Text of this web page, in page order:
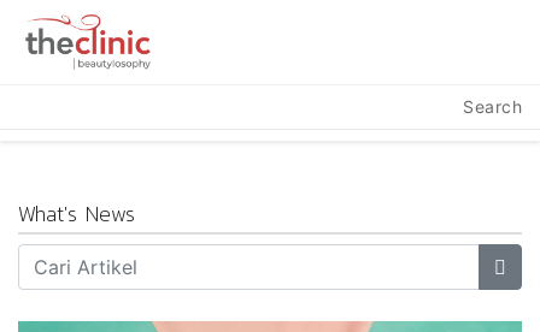
Search
What's News